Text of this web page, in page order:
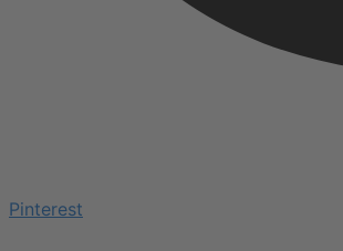
Pinterest